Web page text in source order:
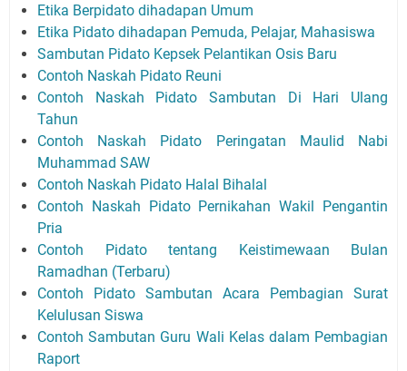
Etika Berpidato dihadapan Umum
Etika Pidato dihadapan Pemuda, Pelajar, Mahasiswa
Sambutan Pidato Kepsek Pelantikan Osis Baru
Contoh Naskah Pidato Reuni
Contoh Naskah Pidato Sambutan Di Hari Ulang
Tahun
Contoh Naskah Pidato Peringatan Maulid Nabi
Muhammad SAW
Contoh Naskah Pidato Halal Bihalal
Contoh Naskah Pidato Pernikahan Wakil Pengantin
Pria
Contoh Pidato tentang Keistimewaan Bulan
Ramadhan (Terbaru)
Contoh Pidato Sambutan Acara Pembagian Surat
Kelulusan Siswa
Contoh Sambutan Guru Wali Kelas dalam Pembagian
Raport